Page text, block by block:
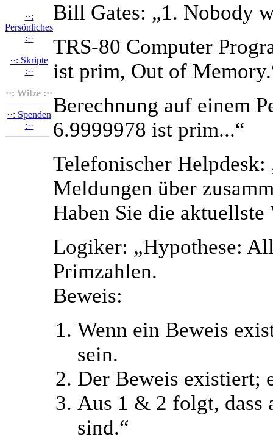
··:
Persönliches
:··
··: Skripte
:··
··: Witze :··
··: Spenden
:··
Bill Gates: „1. Nobody
TRS-80 Computer
ist prim, Out of
Berechnung auf einem
6.9999978 ist prim...“
Telefonischer
Meldungen über
Haben Sie die aktuellste
Logiker: „Hypothese:
Primzahlen.
Beweis:
Wenn ein Beweis
sein.
Der Beweis existiert;
Aus 1 & 2 folgt, dass
sind.“